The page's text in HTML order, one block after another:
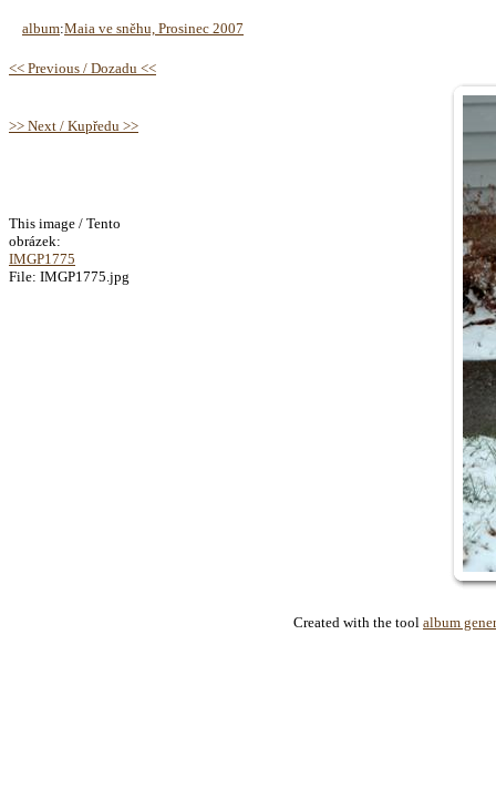
album:Maia ve sněhu, Prosinec 2007
<< Previous / Dozadu <<
>> Next / Kupředu >>
This image / Tento
obrázek:
IMGP1775
File: IMGP1775.jpg
Created with the tool album